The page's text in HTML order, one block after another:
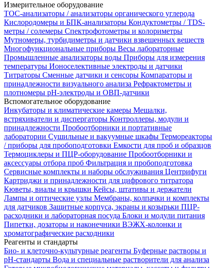
Измерительное оборудование
TOC-анализаторы / анализаторы органического углерода
Кислородомеры и БПК-анализаторы Кондуктометры / TDS-
метры / солемеры Спектрофотометры и колориметры
Мутномеры, турбидиметры и датчики взвешенных веществ
Многофункциональные приборы Весы лабораторные
Промышленные анализаторы воды Приборы для измерения
температуры Ионоселективные электроды и датчики
Титраторы Сменные датчики и сенсоры Компараторы и
принадлежности визуального анализа Рефрактометры и
плотномеры pH-электроды и ОВП-датчики
Вспомогательное оборудование
Инкубаторы и климатические камеры Мешалки,
встряхиватели и диспергаторы Контроллеры, модули и
принадлежности Пробоотборники и портативные
лаборатории Сушильные и вакуумные шкафы Термореакторы
/ приборы для пробоподготовки Емкости для проб и образцов
Термоциклеры и ПЦР-оборудование Пробоотборники и
аксессуары отбора проб Фильтрация и пробоподготовка
Сервисные комплекты и наборы обслуживания Центрифуги
Картриджи и принадлежности для цифрового титратора
Кюветы, виалы и крышки Кейсы, штативы и держатели
Лампы и оптические узлы Мембраны, колпачки и комплекты
для датчиков Защитные корпуса, экраны и козырьки ПЦР-
расходники и лабораторная посуда Блоки и модули питания
Пипетки, дозаторы и наконечники ВЭЖХ-колонки и
хроматографические расходники
Реагенты и стандарты
Био- и клеточно-культурные реагенты Буферные растворы и
pH-стандарты Вода и специальные растворители для анализа